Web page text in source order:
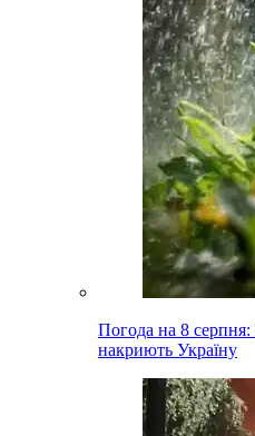
Погода на 8 серпня:
накриють Україну